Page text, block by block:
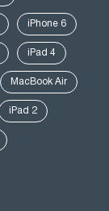
iPhone 6
iPad 4
MacBook Air
iPad 2